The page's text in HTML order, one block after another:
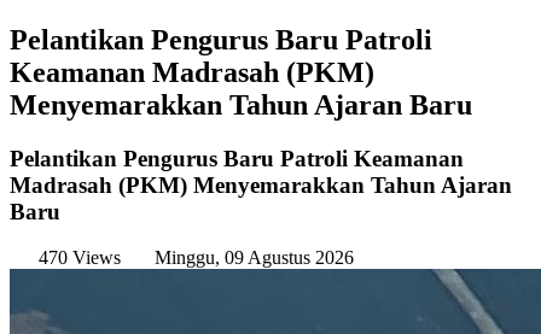
Pelantikan Pengurus Baru Patroli
Keamanan Madrasah (PKM)
Menyemarakkan Tahun Ajaran Baru
Pelantikan Pengurus Baru Patroli Keamanan
Madrasah (PKM) Menyemarakkan Tahun Ajaran
Baru
470 Views Minggu, 09 Agustus 2026